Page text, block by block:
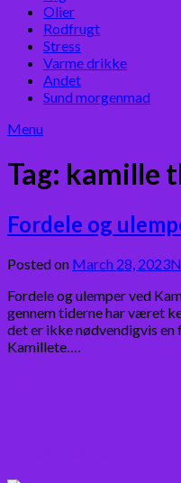
Olier
Rodfrugt
Stress
Varme drikke
Andet
Sund morgenmad
Menu
Tag: kamille
Fordele og
Posted on March 28, 2023
Fordele og ulemper ved
gennem tiderne har været
det er ikke nødvendigvis
Kamillete….